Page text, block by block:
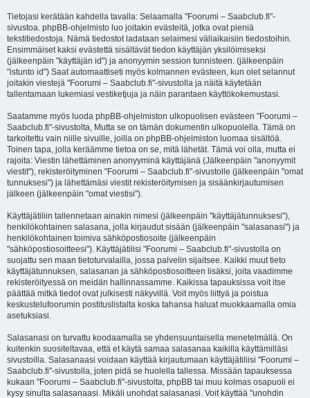
Tietojasi kerätään kahdella tavalla: Selaamalla "Foorumi – Saabclub.fi"-
sivustoa. phpBB-ohjelmisto luo joitakin evästeitä, jotka ovat pieniä
tekstitiedostoja. Nämä tiedostot ladataan selaimesi väliaikaisiin tiedostoihin.
Ensimmäiset kaksi evästettä sisältävät tiedon käyttäjän yksilöimiseksi
(jälkeenpäin "käyttäjän id") ja anonyymin session tunnisteen. (jälkeenpäin
"istunto id") Saat automaattiseti myös kolmannen evästeen, kun olet selannut
joitakin viestejä "Foorumi – Saabclub.fi"-sivustolla ja näitä käytetään
tallentamaan lukemiasi vestiketjuja ja näin parantaen käyttökokemustasi.
Saatamme myös luoda phpBB-ohjelmiston ulkopuolisen evästeen "Foorumi –
Saabclub.fi"-sivustolta, Mutta se on tämän dokumentin ulkopuolella. Tämä on
tarkoitettu vain niille sivuille, joilla on phpBB-ohjelmiston luomaa sisältöä.
Toinen tapa, jolla keräämme tietoa on se, mitä lähetät. Tämä voi olla, mutta ei
rajoita: Viestin lähettäminen anonyyminä käyttäjänä (Jälkeenpäin "anonyymit
viestit"), rekisteröityminen "Foorumi – Saabclub.fi"-sivustolle (jälkeenpäin "omat
tunnuksesi") ja lähettämäsi viestit rekisteröitymisen ja sisäänkirjautumisen
jälkeen (jälkeenpäin "omat viestisi").
Käyttäjätiliin tallennetaan ainakin nimesi (jälkeenpäin "käyttäjätunnuksesi"),
henkilökohtainen salasana, jolla kirjaudut sisään (jälkeenpäin "salasanasi") ja
henkilökohtainen toimiva sähköpostiosoite (jälkeenpäin
"sähköpostiosoitteesi"). Käyttäjätilisi "Foorumi – Saabclub.fi"-sivustolla on
suojattu sen maan tietoturvalailla, jossa palvelin sijaitsee. Kaikki muut tieto
käyttäjätunnuksen, salasanan ja sähköpostiosoitteen lisäksi, joita vaadimme
rekisteröityessä on meidän hallinnassamme. Kaikissa tapauksissa voit itse
päättää mitkä tiedot ovat julkisesti näkyvillä. Voit myös liittyä ja poistua
keskustelufoorumin postituslistalta koska tahansa haluat muokkaamalla omia
asetuksiasi.
Salasanasi on turvattu koodaamalla se yhdensuuntaisella menetelmällä. On
kuitenkin suositeltavaa, että et käytä samaa salasanaa kaikilla käyttämilläsi
sivustoilla. Salasanaasi voidaan käyttää kirjautumaan käyttäjätiliisi "Foorumi –
Saabclub.fi"-sivustolla, joten pidä se huolella tallessa. Missään tapauksessa
kukaan "Foorumi – Saabclub.fi"-sivustolta, phpBB tai muu kolmas osapuoli ei
kysy sinulta salasanaasi. Mikäli unohdat salasanasi. Voit käyttää "unohdin